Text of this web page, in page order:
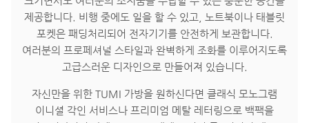
제공합니다. 비행 중에도 일을 할 수 있고, 노트북이나 태블릿
포켓은 패딩처리되어 전자기기를 안전하게 보관합니다.
여러분의 프로페셔널 스타일과 완벽하게 조화를 이루어지도록
고급스러운 디자인으로 만들어져 있습니다.
자신만을 위한 TUMI 가방을 원하신다면 클래식 모노그램
이니셜 각인 서비스나 프리미엄 메탈 레터링으로 백팩을